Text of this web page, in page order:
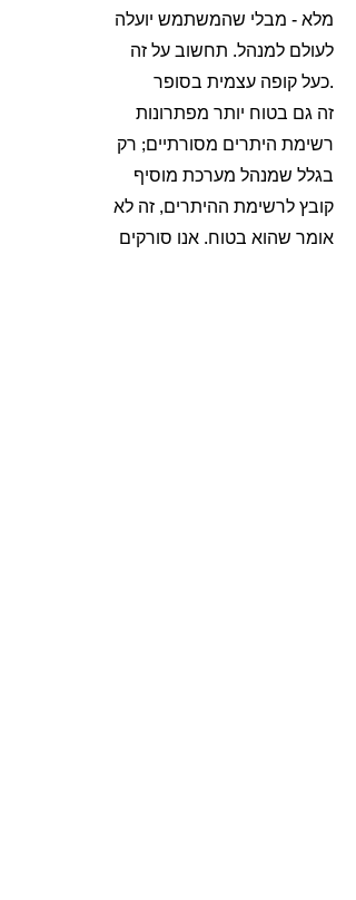
מלא - מבלי שהמשתמש יועלה
לעולם למנהל. תחשוב על זה
כעל קופה עצמית בסופר.
זה גם בטוח יותר מפתרונות
רשימת היתרים מסורתיים; רק
בגלל שמנהל מערכת מוסיף
קובץ לרשימת ההיתרים, זה לא
אומר שהוא בטוח. אנו סורקים